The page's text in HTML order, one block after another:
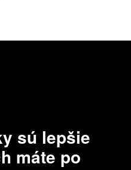
sú lepšie
máte po